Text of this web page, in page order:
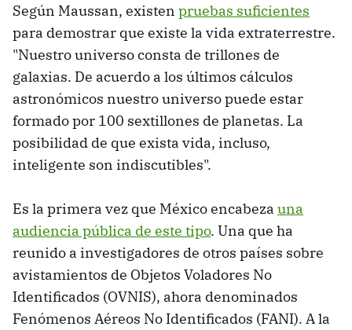
Según Maussan, existen pruebas suficientes
para demostrar que existe la vida extraterrestre.
"Nuestro universo consta de trillones de
galaxias. De acuerdo a los últimos cálculos
astronómicos nuestro universo puede estar
formado por 100 sextillones de planetas. La
posibilidad de que exista vida, incluso,
inteligente son indiscutibles".
Es la primera vez que México encabeza una
audiencia pública de este tipo. Una que ha
reunido a investigadores de otros países sobre
avistamientos de Objetos Voladores No
Identificados (OVNIS), ahora denominados
Fenómenos Aéreos No Identificados (FANI). A la